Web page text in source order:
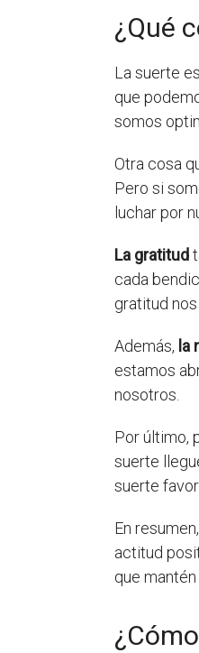
¿Qué
La suerte
que
somos
Otra cosa
Pero si
luchar por
La gratitud
cada
gratitud
Además, la
estamos
nosotros.
Por último,
suerte
suerte
En
actitud
que